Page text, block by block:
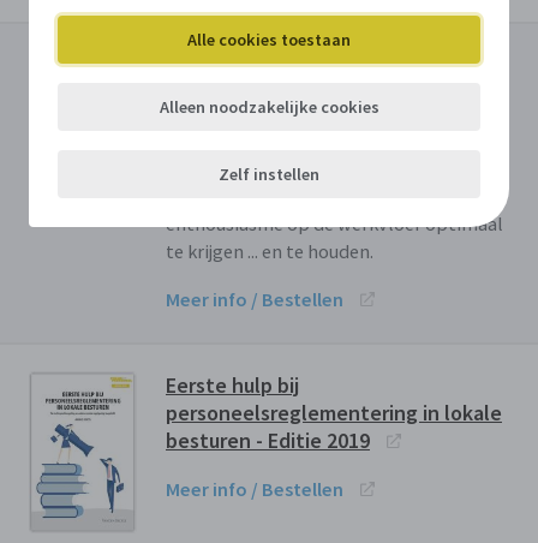
Alle cookies toestaan
Alleen noodzakelijke cookies
Zelf instellen
Dynamisch enthousiasmeren
Met meer dan 20 beproefde oefeningen
echte doe-boek praktische en meteen
enthousiasme op de werkvloer optimaal
te krijgen ... en te houden.
Meer info / Bestellen
Eerste hulp bij
personeelsreglementering in lokale
besturen - Editie 2019
Meer info / Bestellen